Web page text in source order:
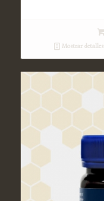
Mostrar detalles